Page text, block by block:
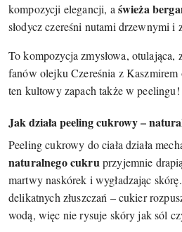
kompozycji elegancji, a świeża
słodycz czereśni nutami drzewnymi i
To kompozycja zmysłowa, otulająca,
fanów olejku Czereśnia z
ten kultowy zapach także w peelingu!
Jak działa peeling cukrowy –
Peeling cukrowy do ciała działa
naturalnego cukru przyjemnie
martwy naskórek i wygładzając
delikatnych złuszczań – cukier
wodą, więc nie rysuje skóry jak sól